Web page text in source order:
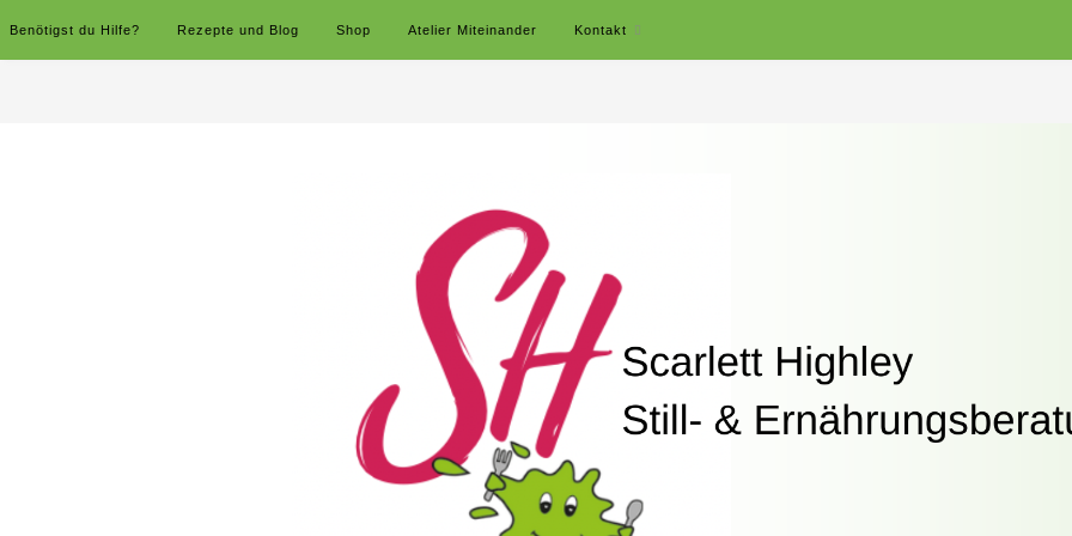
Benötigst du Hilfe? Rezepte und Blog Shop Atelier Miteinander Kontakt